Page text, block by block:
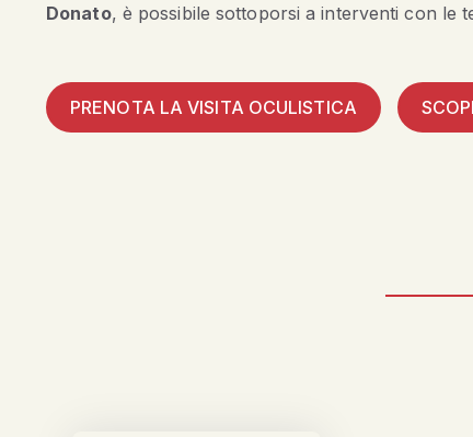
Donato, è possibile sottoporsi a interventi con le
PRENOTA LA VISITA OCULISTICA